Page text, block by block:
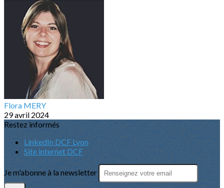
Flora MERY
29 avril 2024
Restez informés
LinkedIn DCF Lyon
Site internet DCF
Je m'abonne à la newsletter